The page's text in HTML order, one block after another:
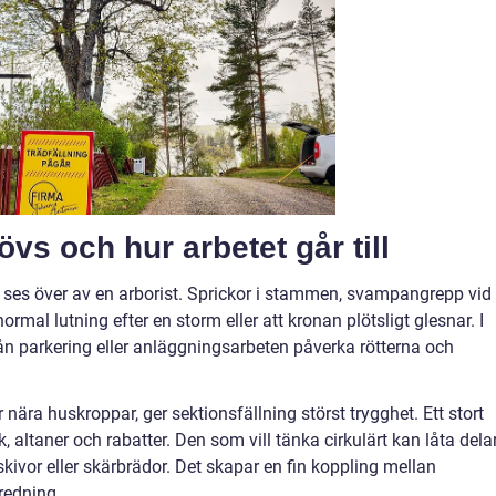
och hur arbetet går till
över av en arborist. Sprickor i stammen, svampangrepp vid
lutning efter en storm eller att kronan plötsligt glesnar. I
parkering eller anläggningsarbeten påverka rötterna och
huskroppar, ger sektionsfällning störst trygghet. Ett stort
altaner och rabatter. Den som vill tänka cirkulärt kan låta
eller skärbrädor. Det skapar en fin koppling mellan